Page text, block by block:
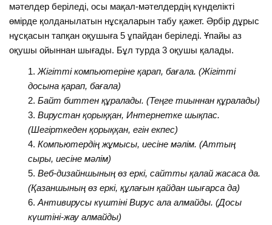
мәтелдер беріледі, осы мақал-мәтелдердің күнделікті
өмірде қолданылатын нұсқаларын табу қажет. Әрбір дұрыс
нұсқасын тапқан оқушыға 5 ұпайдан беріледі. Ұпайы аз
оқушы ойыннан шығады. Бұл турда 3 оқушы қалады.
Жігітті компьютеріне қарап, бағала. (Жігітті
досына қарап, бағала)
Байт биттен құралады. (Теңге тиыннан құралады)
Вирустан қорыққан, Интернетке шықпас.
(Шегірткеден қорыққан, егін екпес)
Компьютердің жұмысы, иесіне мәлім. (Аттың
сыры, иесіне мәлім)
Веб-дизайншының өз еркі, сайтты қалай жасаса да.
(Қазаншының өз еркі, құлағын қайдан шығарса да)
Антивирусы күштіні Вирус ала алмайды. (Досы
күштіні-жау алмайды)